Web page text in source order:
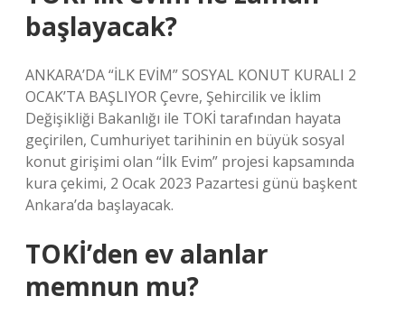
başlayacak?
ANKARA’DA “İLK EVİM” SOSYAL KONUT KURALI 2
OCAK’TA BAŞLIYOR Çevre, Şehircilik ve İklim
Değişikliği Bakanlığı ile TOKİ tarafından hayata
geçirilen, Cumhuriyet tarihinin en büyük sosyal
konut girişimi olan “İlk Evim” projesi kapsamında
kura çekimi, 2 Ocak 2023 Pazartesi günü başkent
Ankara’da başlayacak.
TOKİ’den ev alanlar
memnun mu?